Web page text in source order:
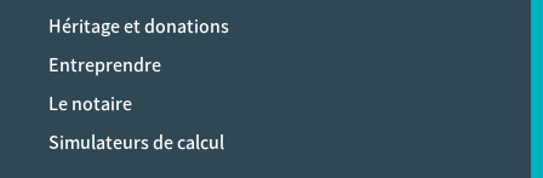
Héritage et donations
Entreprendre
Le notaire
Simulateurs de calcul